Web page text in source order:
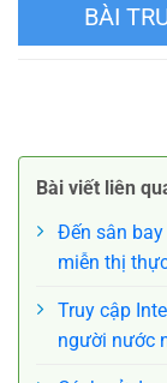
Bài viết liên
Đến sân
miễn thị
Truy cập
người nước